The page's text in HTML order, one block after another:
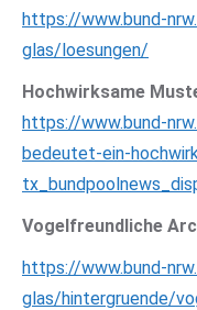
https://www.bund-
glas/loesungen/
Hochwirksame
https://www.bund-
bedeutet-ein-
Vogelfreundliche
https://www.bund-
glas/hintergruende/